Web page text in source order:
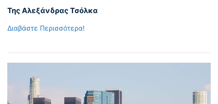
Της Αλεξάνδρας Τσόλκα
Διαβάστε Περισσότερα!